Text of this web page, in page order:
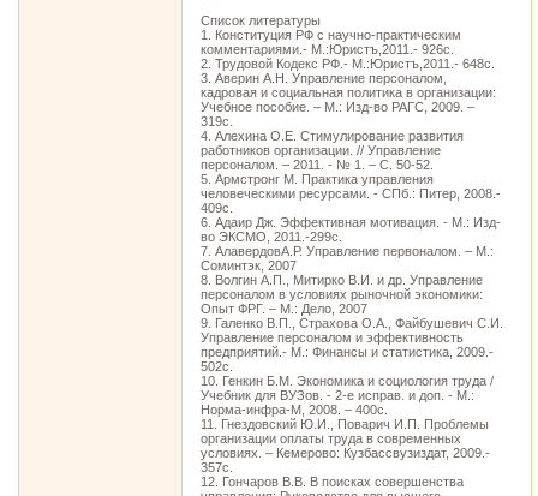
Список литературы
1. Конституция РФ с научно-практическим
комментариями.- М.:Юристъ,2011.- 926с.
2. Трудовой Кодекс РФ.- М.:Юристъ,2011.- 648с.
3. Аверин А.Н. Управление персоналом,
кадровая и социальная политика в организации:
Учебное пособие. – М.: Изд-во РАГС, 2009. –
319с.
4. Алехина О.Е. Стимулирование развития
работников организации. // Управление
персоналом. – 2011. - № 1. – С. 50-52.
5. Армстронг М. Практика управления
человеческими ресурсами. - СПб.: Питер, 2008.-
409с.
6. Адаир Дж. Эффективная мотивация. - М.: Изд-
во ЭКСМО, 2011.-299с.
7. АлавердовА.Р. Управление первоналом. – М.:
Соминтэк, 2007
8. Волгин А.П., Митирко В.И. и др. Управление
персоналом в условиях рыночной экономики:
Опыт ФРГ. – М.: Дело, 2007
9. Галенко В.П., Страхова О.А., Файбушевич С.И.
Управление персоналом и эффективность
предприятий.- М.: Финансы и статистика, 2009.-
502с.
10. Генкин Б.М. Экономика и социология труда /
Учебник для ВУЗов. - 2-е исправ. и доп. - М.:
Норма-инфра-М, 2008. – 400с.
11. Гнездовский Ю.И., Поварич И.П. Проблемы
организации оплаты труда в современных
условиях. – Кемерово: Кузбассвузиздат, 2009.-
357с.
12. Гончаров В.В. В поисках совершенства